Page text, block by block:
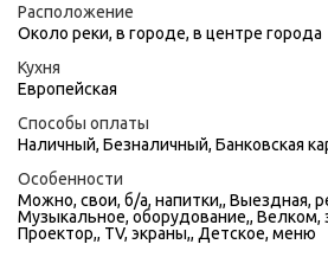
Расположение
Около реки, в городе, в центре города
Кухня
Европейская
Способы оплаты
Наличный, Безналичный, Банковская
Особенности
Можно, свои, б/а, напитки,, Выездная,
Музыкальное, оборудование,, Велком,
Проектор,, TV, экраны,, Детское, меню